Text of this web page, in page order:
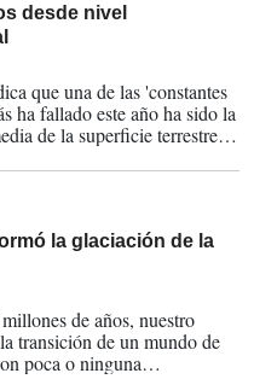
desde nivel
que una de las 'constantes
ha fallado este año ha sido la
de la superficie terrestre.
con un aumento del
la glaciación de la
de años, nuestro
transición de un mundo de
poca o ninguna